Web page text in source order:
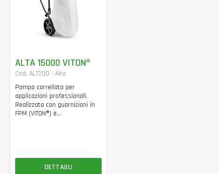
ALTA 15000 VITON®
Cod. AL7200 - Alta
Pompa carrellata per
applicazioni professionali.
Realizzata con guarnizioni in
FPM (VITON®) è...
DETTAGLI